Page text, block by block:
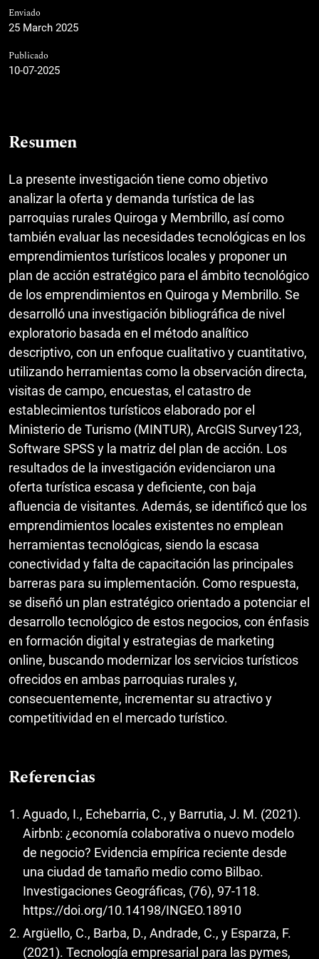
Enviado
25 March 2025
Publicado
10-07-2025
Resumen
La presente investigación tiene como objetivo
analizar la oferta y demanda turística de las
parroquias rurales Quiroga y Membrillo, así como
también evaluar las necesidades tecnológicas en los
emprendimientos turísticos locales y proponer un
plan de acción estratégico para el ámbito tecnológico
de los emprendimientos en Quiroga y Membrillo. Se
desarrolló una investigación bibliográfica de nivel
exploratorio basada en el método analítico
descriptivo, con un enfoque cualitativo y cuantitativo,
utilizando herramientas como la observación directa,
visitas de campo, encuestas, el catastro de
establecimientos turísticos elaborado por el
Ministerio de Turismo (MINTUR), ArcGIS Survey123,
Software SPSS y la matriz del plan de acción. Los
resultados de la investigación evidenciaron una
oferta turística escasa y deficiente, con baja
afluencia de visitantes. Además, se identificó que los
emprendimientos locales existentes no emplean
herramientas tecnológicas, siendo la escasa
conectividad y falta de capacitación las principales
barreras para su implementación. Como respuesta,
se diseñó un plan estratégico orientado a potenciar el
desarrollo tecnológico de estos negocios, con énfasis
en formación digital y estrategias de marketing
online, buscando modernizar los servicios turísticos
ofrecidos en ambas parroquias rurales y,
consecuentemente, incrementar su atractivo y
competitividad en el mercado turístico.
Referencias
Aguado, I., Echebarria, C., y Barrutia, J. M. (2021).
Airbnb: ¿economía colaborativa o nuevo modelo
de negocio? Evidencia empírica reciente desde
una ciudad de tamaño medio como Bilbao.
Investigaciones Geográficas, (76), 97-118.
https://doi.org/10.14198/INGEO.18910
Argüello, C., Barba, D., Andrade, C., y Esparza, F.
(2021). Tecnología empresarial para las pymes,